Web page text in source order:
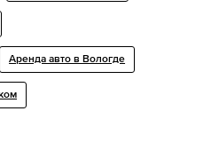
Аренда авто в Вологде